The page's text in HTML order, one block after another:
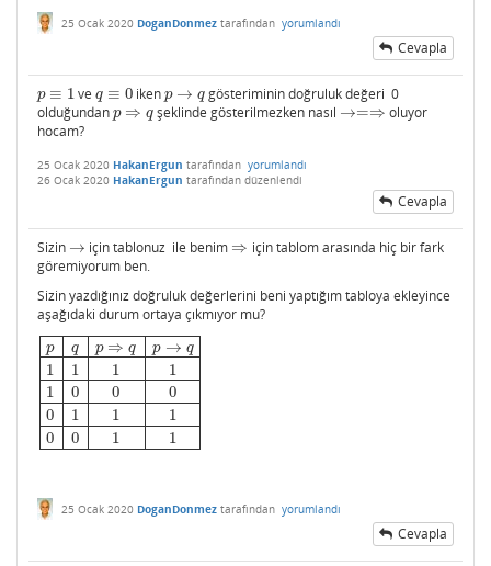
25 Ocak 2020 DoganDonmez tarafından yorumlandı
Cevapla
p ≡ 1
p≡1 ve q ≡ 0
q≡0 iken p → q
p→q
gösteriminin doğruluk değeri 0
olduğundan p ⇒ q
p⇒q şeklinde gösterilmezken nasıl →=⇒
→=⇒
oluyor
hocam?
25 Ocak 2020 HakanErgun tarafından yorumlandı
26 Ocak 2020 HakanErgun tarafından düzenlendi
Cevapla
Sizin →
→ için tablonuz ile benim ⇒
⇒ için tablom arasında hiç bir fark
göremiyorum ben.
Sizin yazdığınız doğruluk değerlerini beni yaptığım tabloya ekleyince
aşağıdaki durum ortaya çıkmıyor mu?
p
1
1
0
0
q
1
0
1
0
p ⇒ q
1
0
1
1
p → q
1
0
1
1
qp q 11 0
25 Ocak 2020 DoganDonmez tarafından yorumlandı
Cevapla